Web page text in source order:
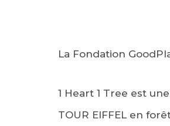
La Fondation
1 Heart 1 Tree est
TOUR EIFFEL en